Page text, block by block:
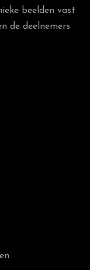
beelden vast
de deelnemers